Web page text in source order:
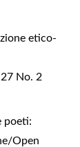
etico-
No. 2
poeti:
Open